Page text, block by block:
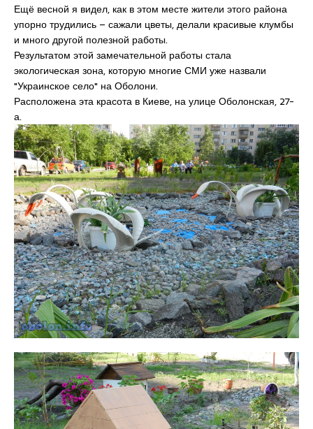
Ещё весной я видел, как в этом месте жители этого района
упорно трудились – сажали цветы, делали красивые клумбы
и много другой полезной работы.
Результатом этой замечательной работы стала
экологическая зона, которую многие СМИ уже назвали
"Украинское село" на Оболони.
Расположена эта красота в Киеве, на улице Оболонская, 27-
а.